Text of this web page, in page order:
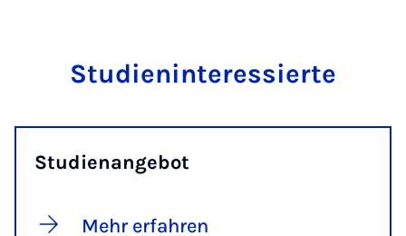
Studieninteressierte
Studienangebot
Mehr erfahren